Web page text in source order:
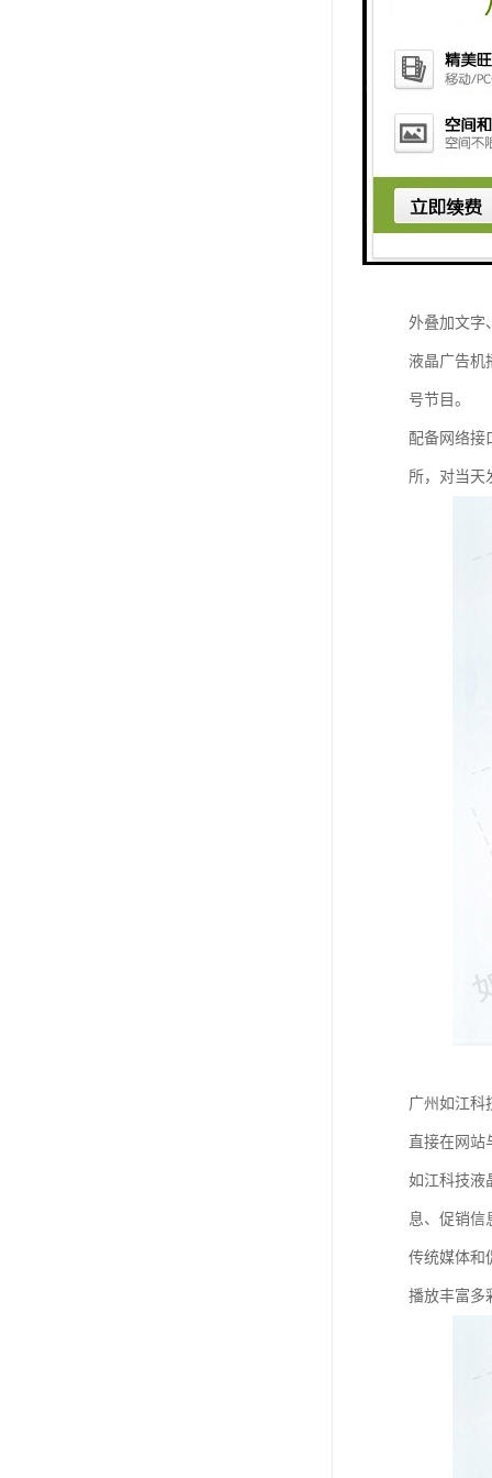
翻页、移动
外叠加文字
液晶广告机
号节目。
配备网络接
所，对当天
广州如江科
直接在网站
如江科技液
息、促销信
传统媒体和
播放丰富多